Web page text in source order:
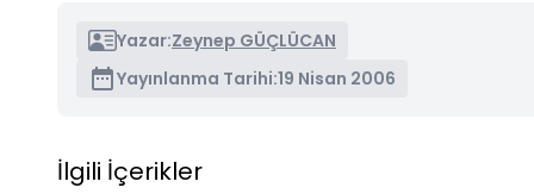
Yazar:Zeynep GÜÇLÜCAN
Yayınlanma Tarihi:19 Nisan 2006
İlgili İçerikler